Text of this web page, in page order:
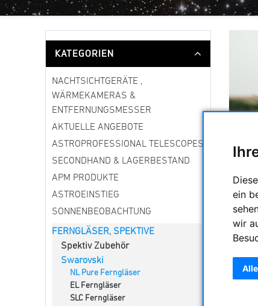
ein
wir
KATEGORIEN
NACHTSICHTGERÄTE ,
WÄRMEKAMERAS &
ENTFERNUNGSMESSER
AKTUELLE ANGEBOTE
ASTROPROFESSIONAL TELESCOPES
SECONDHAND & LAGERBESTAND
APM PRODUKTE
ASTROEINSTIEG
SONNENBEOBACHTUNG
FERNGLÄSER, SPEKTIVE
Spektiv Zubehör
Swarovski
NL Pure Ferngläser
EL Ferngläser
SLC Ferngläser
die